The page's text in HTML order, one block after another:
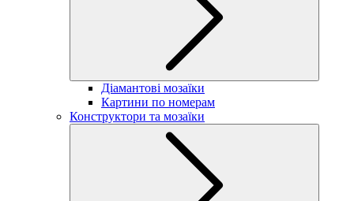
Діамантові мозаїки
Картини по номерам
Конструктори та мозаїки